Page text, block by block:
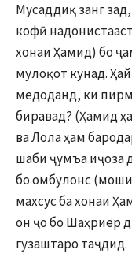
Мусаддиқ занг
кофӣ
хонаи Ҳамид) бо
мулоқот кунад.
медоданд, ки
биравад? (Ҳамид
ва Лола ҳам
шаби ҷумъа иҷоза
бо омбулонс
махсус ба хонаи
он ҷо бо Шаҳриёр
гузаштаро таҷдид.